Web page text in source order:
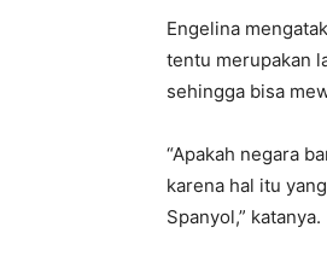
Engelina
tentu merupakan
sehingga bisa
“Apakah negara
karena hal itu
Spanyol,” katanya.